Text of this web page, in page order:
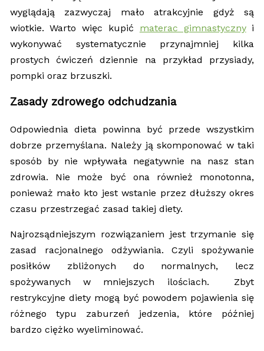
wyglądają zazwyczaj mało atrakcyjnie gdyż są
wiotkie. Warto więc kupić materac gimnastycznyi
wykonywać systematycznie przynajmniej kilka
prostych ćwiczeń dziennie na przykład przysiady,
pompki oraz brzuszki.
Zasady zdrowego odchudzania
Odpowiednia dieta powinna być przede wszystkim
dobrze przemyślana. Należy ją skomponować w taki
sposób by nie wpływała negatywnie na nasz stan
zdrowia. Nie może być ona również monotonna,
ponieważ mało kto jest wstanie przez dłuższy okres
czasu przestrzegać zasad takiej diety.
Najrozsądniejszym rozwiązaniem jest trzymanie się
zasad racjonalnego odżywiania. Czyli spożywanie
posiłków zbliżonych do normalnych, lecz
spożywanych w mniejszych ilościach. Zbyt
restrykcyjne diety mogą być powodem pojawienia się
różnego typu zaburzeń jedzenia, które później
bardzo ciężko wyeliminować.